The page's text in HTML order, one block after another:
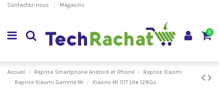
Contactez-nous Magasins
0
Accueil Reprise Smartphone Android et iPhone
Reprise Xiaomi
Reprise Xiaomi Gamme Mi
Xiaomi Mi 10T Lite 128Go